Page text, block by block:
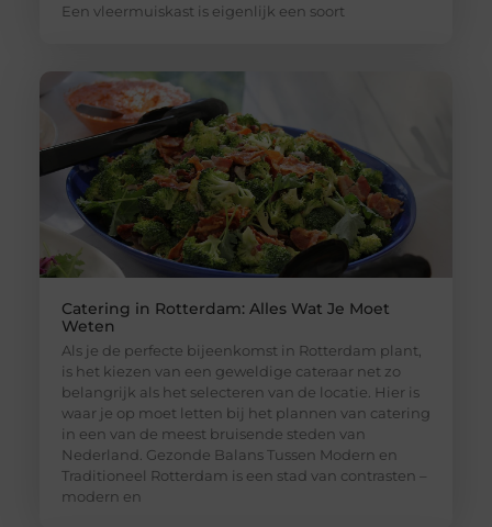
Een vleermuiskast is eigenlijk een soort
Catering in Rotterdam: Alles Wat Je Moet
Weten
Als je de perfecte bijeenkomst in Rotterdam plant,
is het kiezen van een geweldige cateraar net zo
belangrijk als het selecteren van de locatie. Hier is
waar je op moet letten bij het plannen van catering
in een van de meest bruisende steden van
Nederland. Gezonde Balans Tussen Modern en
Traditioneel Rotterdam is een stad van contrasten –
modern en